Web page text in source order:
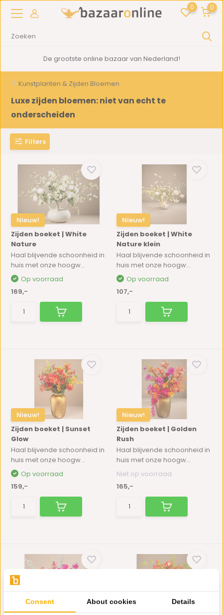
0 0
De grootste online bazaar van Nederland!
Kunstplanten & Zijden Bloemen
Luxe zijden bloemen: niet van echt te
onderscheiden
Filters
Nieuw!
Zijden boeket | White
Nature
Haal blijvende schoonheid in
huis met onze hoogw...
Op voorraad
169,-
Nieuw!
Zijden boeket | White
Nature klein
Haal blijvende schoonheid in
huis met onze hoogw...
Op voorraad
107,-
Nieuw!
Zijden boeket | Sunset
Glow
Haal blijvende schoonheid in
huis met onze hoogw...
Op voorraad
159,-
Nieuw!
Zijden boeket | Golden
Rush
Haal blijvende schoonheid in
huis met onze hoogw...
Niet op voorraad
165,-
Nieuw!
Consent About cookies Details